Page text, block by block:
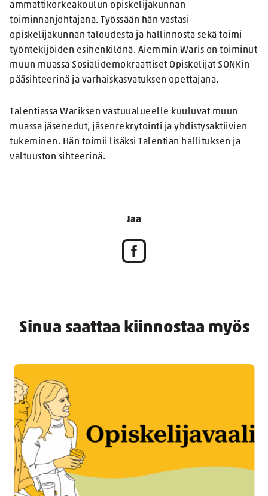
ammattikorkeakoulun opiskelijakunnan
toiminnanjohtajana. Työssään hän vastasi
opiskelijakunnan taloudesta ja hallinnosta sekä toimi
työntekijöiden esihenkilönä. Aiemmin Waris on toiminut
muun muassa Sosialidemokraattiset Opiskelijat SONKin
pääsihteerinä ja varhaiskasvatuksen opettajana.
Talentiassa Wariksen vastuualueelle kuuluvat muun
muassa jäsenedut, jäsenrekrytointi ja yhdistysaktiivien
tukeminen. Hän toimii lisäksi Talentian hallituksen ja
valtuuston sihteerinä.
Jaa
Sinua saattaa kiinnostaa myös